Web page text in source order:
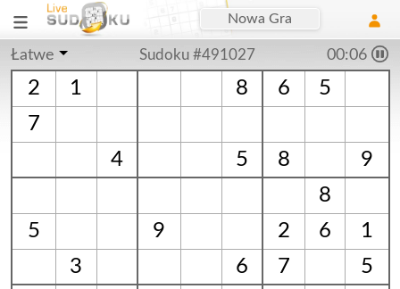
Nowa Gra
Łatwe Sudoku #491027 00:07
2 1 8 6
5
7
4
5 8
9
8
5
9 2 6
1
3
6 7
5